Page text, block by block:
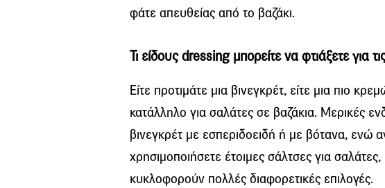
φάτε απευθείας από το βαζάκι.
Τι είδους dressing μπορείτε να φτιάξετε για
Είτε προτιμάτε μια βινεγκρέτ, είτε μια πιο
κατάλληλο για σαλάτες σε βαζάκια. Μερικές
βινεγκρέτ με εσπεριδοειδή ή με βότανα, ενώ
χρησιμοποιήσετε έτοιμες σάλτσες για
κυκλοφορούν πολλές διαφορετικές επιλογές.